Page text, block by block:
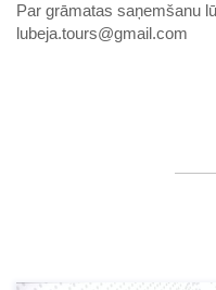
Par grāmatas saņemšanu
lubeja.tours@gmail.com